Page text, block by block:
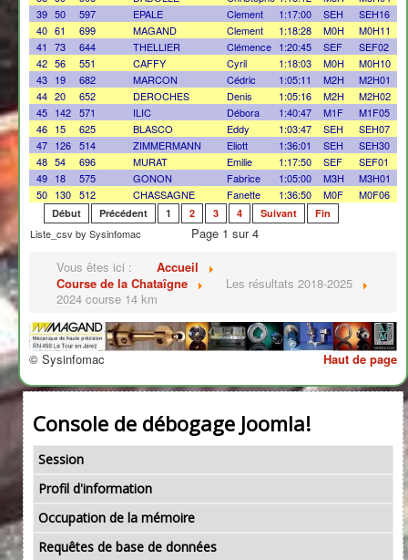
39 50 597 EPALE Clement 1:17:00 SEH
SEH16
40 61 699 MAGAND Clement 1:18:28 M0H
M0H11
41
73 644 THELLIER Clémence 1:20:45 SEF
SEF02
42 56 551 CAFFY Cyril 1:18:03 M0H
M0H10
43 19 682 MARCON Cédric 1:05:11 M2H
M2H01
44 20 652 DEROCHES Denis 1:05:16 M2H
M2H02
45 142 571 ILIC Débora 1:40:47 M1F
M1F05
46 15 625 BLASCO Eddy 1:03:47 SEH
SEH07
47 126 514 ZIMMERMANN Eliott 1:36:01 SEH
SEH30
48 54 696 MURAT Emilie 1:17:50 SEF
SEF01
49 18 575 GONON Fabrice 1:05:00 M3H
M3H01
50 130 512 CHASSAGNE Fanette 1:36:50 M0F M0F06
Début Précédent 1 2 3 4 Suivant Fin
Liste_csv by Sysinfomac
Page 1 sur 4
Vous êtes ici :
Accueil
Course de la Chataîgne
Les résultats 2018-2025
2024 course 14 km
Haut de page
© Sysinfomac
Console de débogage Joomla!
Session
Profil d'information
Occupation de la mémoire
Requêtes de base de données